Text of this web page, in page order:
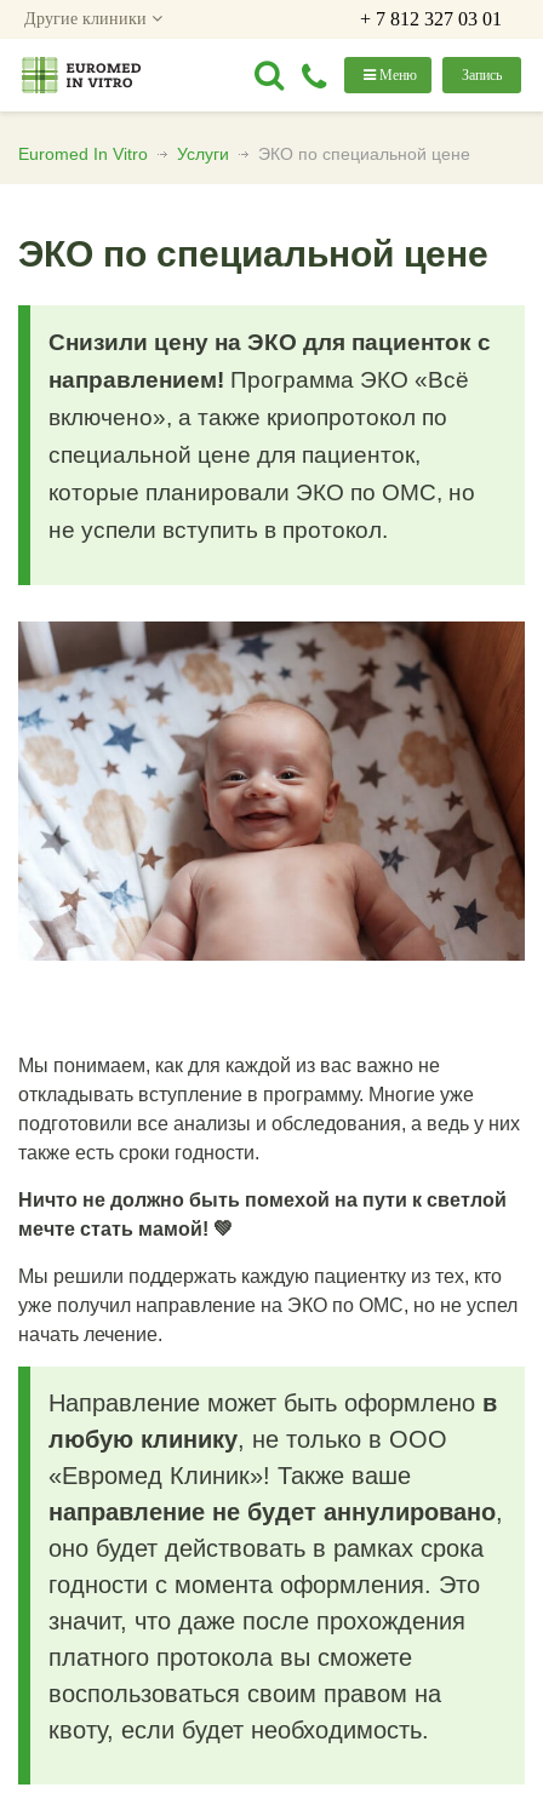
+ 7 812 327 03 01
Другие клиники
Запись
Меню
Euromed In Vitro Услуги ЭКО по специальной цене
ЭКО по специальной цене
Снизили цену на ЭКО для пациенток с
направлением! Программа ЭКО «Всё
включено», а также криопротокол по
специальной цене для пациенток,
которые планировали ЭКО по ОМС, но
не успели вступить в протокол.
Мы понимаем, как для каждой из вас важно не
откладывать вступление в программу. Многие уже
подготовили все анализы и обследования, а ведь у них
также есть сроки годности.
Ничто не должно быть помехой на пути к светлой
мечте стать мамой! 💚
Мы решили поддержать каждую пациентку из тех, кто
уже получил направление на ЭКО по ОМС, но не успел
начать лечение.
Направление может быть оформлено в
любую клинику, не только в ООО
«Евромед Клиник»! Также ваше
направление не будет аннулировано,
оно будет действовать в рамках срока
годности с момента оформления. Это
значит, что даже после прохождения
платного протокола вы сможете
воспользоваться своим правом на
квоту, если будет необходимость.